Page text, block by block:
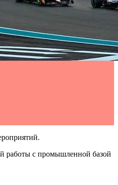
работы с промышленной базой